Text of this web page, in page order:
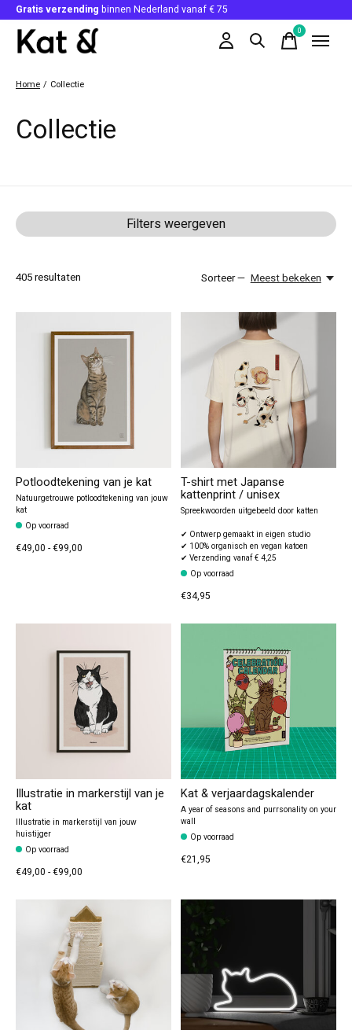
Gratis verzending binnen Nederland vanaf € 75
0items
Home / Collectie
Collectie
Filters weergeven
405resultaten Sorteer — Meest bekeken
Potloodtekening van je kat
Natuurgetrouwe potloodtekening van jouw
kat
Op voorraad
€49,00 - €99,00
T-shirt met Japanse
kattenprint / unisex
Spreekwoorden uitgebeeld door katten
✔ Ontwerp gemaakt in eigen studio
✔ 100% organisch en vegan katoen
✔ Verzending vanaf € 4,25
Op voorraad
€34,95
Illustratie in markerstijl van je
kat
Illustratie in markerstijl van jouw
huistijger
Op voorraad
€49,00 - €99,00
Kat & verjaardagskalender
A year of seasons and purrsonality on your
wall
Op voorraad
€21,95